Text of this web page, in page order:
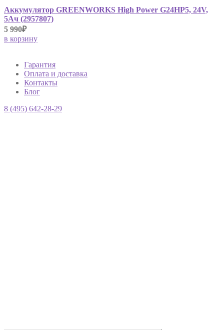
Аккумулятор GREENWORKS High Power G24HP5, 24V,
5Ач (2957807)
5 990₽
в корзину
Гарантия
Оплата и доставка
Контакты
Блог
8 (495) 642-28-29